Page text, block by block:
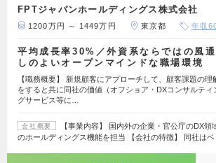
FPTジャパンホールディングス株式会社
1200万円 ～ 1449万円 東京都 年収
平均成長率30%／外資系ならではの風通
しのよいオープンマインドな職場環境
【職務概要】 新規顧客にアプローチして、顧客課題の理
をすると共に同社の価値（オフショア・DXコンサルティ
グサービス等に…
会社概要
【事業内容】 国内外の企業・官公庁のDX領
のホールディングス機能を担当 【会社の特徴】 同社は